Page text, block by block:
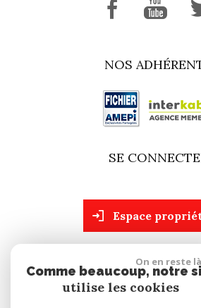
NOS
SE
espace
site réalisé par
On en reste là
Comme beaucoup, notre
utilise les cookies